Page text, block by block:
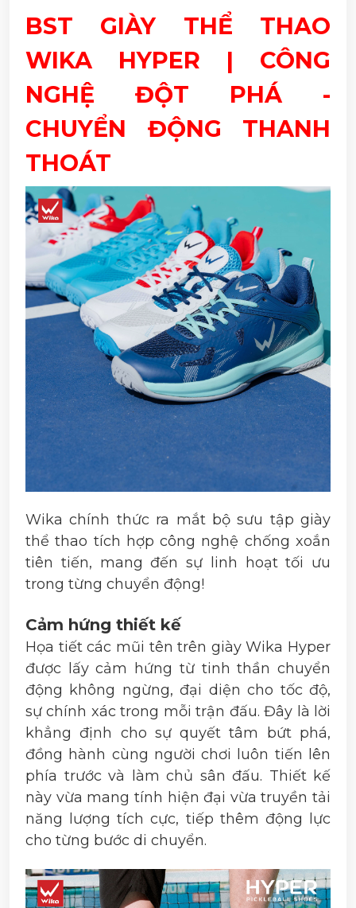
BST GIÀY THỂ THAO
WIKA HYPER | CÔNG
NGHỆ ĐỘT PHÁ -
CHUYỂN ĐỘNG THANH
THOÁT
Wika chính thức ra mắt bộ sưu tập giày
thể thao tích hợp công nghệ chống xoắn
tiên tiến, mang đến sự linh hoạt tối ưu
trong từng chuyển động!
Cảm hứng thiết kế
Họa tiết các mũi tên trên giày Wika Hyper
được lấy cảm hứng từ tinh thần chuyển
động không ngừng, đại diện cho tốc độ,
sự chính xác trong mỗi trận đấu. Đây là lời
khẳng định cho sự quyết tâm bứt phá,
đồng hành cùng người chơi luôn tiến lên
phía trước và làm chủ sân đấu. Thiết kế
này vừa mang tính hiện đại vừa truyền tải
năng lượng tích cực, tiếp thêm động lực
cho từng bước di chuyển.